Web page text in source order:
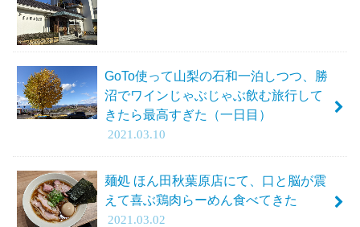
GoTo使って山梨の石和一泊しつつ、勝
沼でワインじゃぶじゃぶ飲む旅行して
きたら最高すぎた（一日目）
2021.03.10
麺処 ほん田秋葉原店にて、口と脳が震
えて喜ぶ鶏肉らーめん食べてきた
2021.03.02